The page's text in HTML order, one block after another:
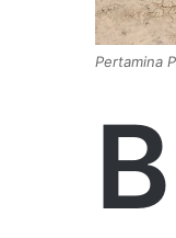
Pertamina
B